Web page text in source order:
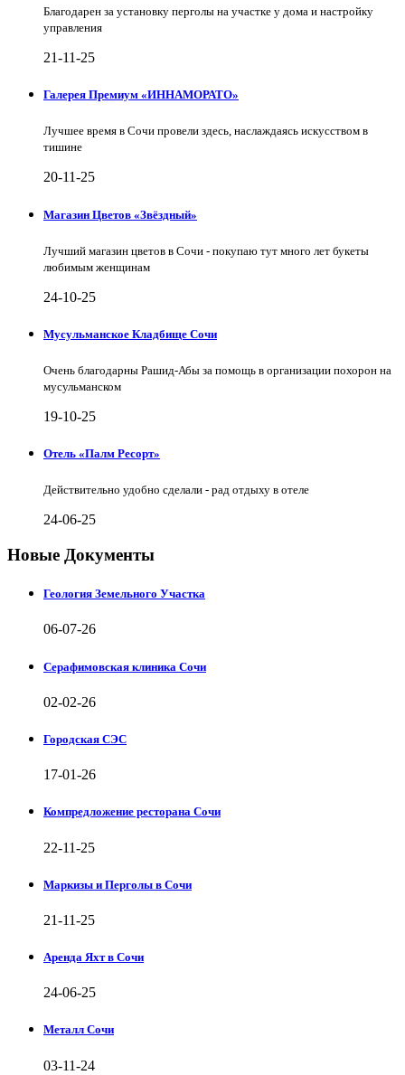
Благодарен за установку перголы на участке у дома и настройку
управления
21-11-25
Галерея Премиум «ИННАМОРАТО»
Лучшее время в Сочи провели здесь, наслаждаясь искусством в
тишине
20-11-25
Магазин Цветов «Звёздный»
Лучший магазин цветов в Сочи - покупаю тут много лет букеты
любимым женщинам
24-10-25
Мусульманское Кладбище Сочи
Очень благодарны Рашид-Абы за помощь в организации похорон на
мусульманском
19-10-25
Отель «Палм Ресорт»
Действительно удобно сделали - рад отдыху в отеле
24-06-25
Новые Документы
Геология Земельного Участка
06-07-26
Серафимовская клиника Сочи
02-02-26
Городская СЭС
17-01-26
Компредложение ресторана Сочи
22-11-25
Маркизы и Перголы в Сочи
21-11-25
Аренда Яхт в Сочи
24-06-25
Металл Сочи
03-11-24